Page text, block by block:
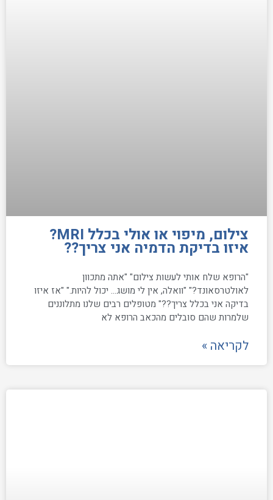
צילום, מיפוי או אולי בכלל MRI?
איזו בדיקת הדמיה אני צריך??
"הרופא שלח אותי לעשות צילום" "אתה מתכוון
לאולטרסאונד?" "וואלה, אין לי מושג… יכול להיות." "אז איזו
בדיקה אני בכלל צריך??" מטופלים רבים שלנו מתלוננים
שלמרות שהם סובלים מהכאב הרופא לא
לקריאה »